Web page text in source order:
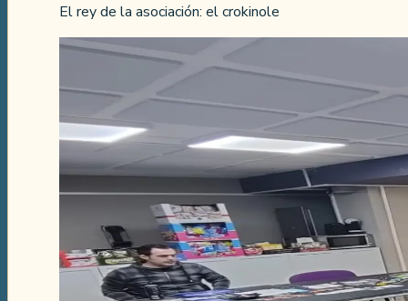
El rey de la asociación: el crokinole